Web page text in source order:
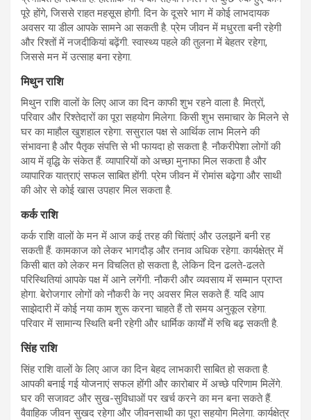
पूरे होंगे, जिससे राहत महसूस होगी. दिन के दूसरे भाग में कोई लाभदायक
अवसर या डील आपके सामने आ सकती है. प्रेम जीवन में मधुरता बनी रहेगी
और रिश्तों में नजदीकियां बढ़ेंगी. स्वास्थ्य पहले की तुलना में बेहतर रहेगा,
जिससे मन में उत्साह बना रहेगा.
मिथुन राशि
मिथुन राशि वालों के लिए आज का दिन काफी शुभ रहने वाला है. मित्रों,
परिवार और रिश्तेदारों का पूरा सहयोग मिलेगा. किसी शुभ समाचार के मिलने से
घर का माहौल खुशहाल रहेगा. ससुराल पक्ष से आर्थिक लाभ मिलने की
संभावना है और पैतृक संपत्ति से भी फायदा हो सकता है. नौकरीपेशा लोगों की
आय में वृद्धि के संकेत हैं. व्यापारियों को अच्छा मुनाफा मिल सकता है और
व्यापारिक यात्राएं सफल साबित होंगी. प्रेम जीवन में रोमांस बढ़ेगा और साथी
की ओर से कोई खास उपहार मिल सकता है.
कर्क राशि
कर्क राशि वालों के मन में आज कई तरह की चिंताएं और उलझनें बनी रह
सकती हैं. कामकाज को लेकर भागदौड़ और तनाव अधिक रहेगा. कार्यक्षेत्र में
किसी बात को लेकर मन विचलित हो सकता है, लेकिन दिन ढलते-ढलते
परिस्थितियां आपके पक्ष में आने लगेंगी. नौकरी और व्यवसाय में सम्मान प्राप्त
होगा. बेरोजगार लोगों को नौकरी के नए अवसर मिल सकते हैं. यदि आप
साझेदारी में कोई नया काम शुरू करना चाहते हैं तो समय अनुकूल रहेगा.
परिवार में सामान्य स्थिति बनी रहेगी और धार्मिक कार्यों में रुचि बढ़ सकती है.
सिंह राशि
सिंह राशि वालों के लिए आज का दिन बेहद लाभकारी साबित हो सकता है.
आपकी बनाई गई योजनाएं सफल होंगी और कारोबार में अच्छे परिणाम मिलेंगे.
घर की सजावट और सुख-सुविधाओं पर खर्च करने का मन बना सकते हैं.
वैवाहिक जीवन सुखद रहेगा और जीवनसाथी का पूरा सहयोग मिलेगा. कार्यक्षेत्र